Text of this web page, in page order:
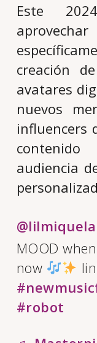
Este
creación
avatares
nuevos
influencers
audiencia
@lilmiquela
MOOD
now
#robot